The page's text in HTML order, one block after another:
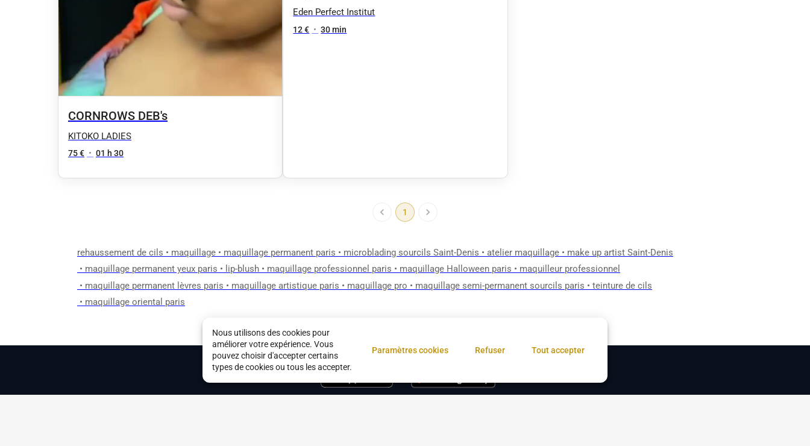
CORNROWS DEB's
KITOKO LADIES
75 € • 01 h 30
Eden Perfect Institut
12 € • 30 min
1
rehaussement de cils • maquillage • maquillage permanent paris • microblading sourcils Saint-Denis • atelier maquillage • make up artist Saint-Denis
• maquillage permanent yeux paris • lip-blush • maquillage professionnel paris • maquillage Halloween paris • maquilleur professionnel
• maquillage permanent lèvres paris • maquillage artistique paris • maquillage pro • maquillage semi-permanent sourcils paris • teinture de cils
• maquillage oriental paris
Nous utilisons des cookies pour
améliorer votre expérience. Vous
pouvez choisir d'accepter certains
types de cookies ou tous les accepter.
Paramètres cookies Refuser Tout accepter